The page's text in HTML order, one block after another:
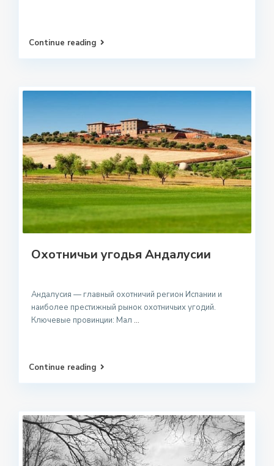
Continue reading
Охотничьи угодья Андалусии
Андалусия — главный охотничий регион Испании и
наиболее престижный рынок охотничьих угодий.
Ключевые провинции: Мал ...
Continue reading